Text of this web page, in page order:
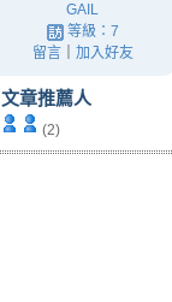
GAIL
等級：7
留言｜ 加入好友
文章推薦人
(2)